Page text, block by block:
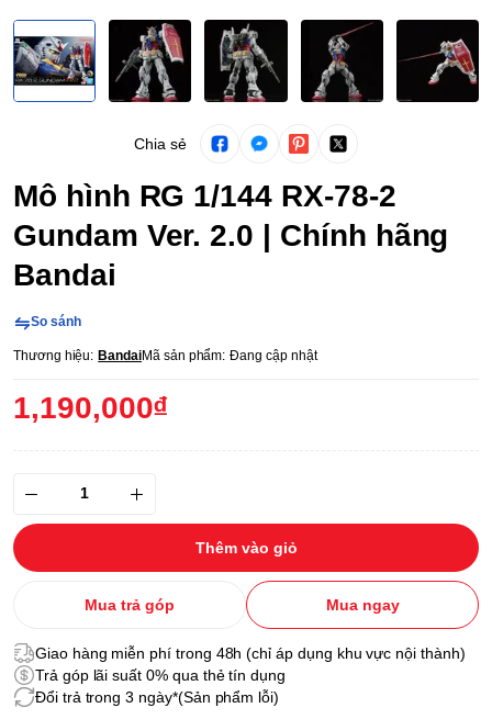
Chia sẻ
Mô hình RG 1/144 RX-78-2
Gundam Ver. 2.0 | Chính hãng
Bandai
So sánh
Thương hiệu: BandaiMã sản phẩm: Đang cập nhật
1,190,000₫
Thêm vào giỏ
Mua trả góp Mua ngay
Giao hàng miễn phí trong 48h (chỉ áp dụng khu vực nội thành)
Trả góp lãi suất 0% qua thẻ tín dụng
Đổi trả trong 3 ngày*(Sản phẩm lỗi)